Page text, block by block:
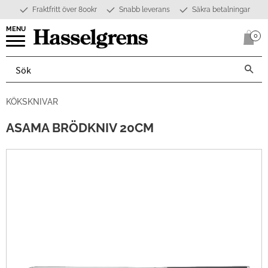
Meny
Fraktfritt över 800kr Snabb leverans Säkra betalningar
0
KÖKSKNIVAR
ASAMA BRÖDKNIV 20CM